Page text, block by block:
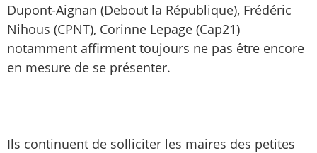
Dupont-Aignan (Debout la République), Frédéric
Nihous (CPNT), Corinne Lepage (Cap21)
notamment affirment toujours ne pas être encore
en mesure de se présenter.
Ils continuent de solliciter les maires des petites